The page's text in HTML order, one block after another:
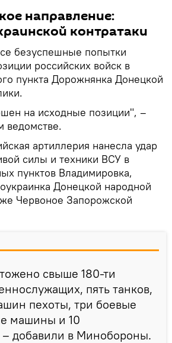
направление:
контратаки
безуспешные попытки
российских войск в
пункта Дорожнянка Донецкой
на исходные позиции", –
ведомстве.
артиллерия нанесла удар
силы и техники ВСУ в
пунктов Владимировка,
Донецкой народной
Червоное Запорожской
свыше 180-ти
пять танков,
пехоты, три боевые
машины и 10
добавили в Минобороны.